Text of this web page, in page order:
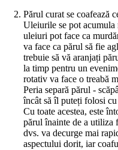
Părul curat se coafează
Uleiurile se pot acumula
uleiuri pot face ca
va face ca părul să fie
trebuie să vă aranjați
la timp pentru un
rotativ va face o treabă
Peria separă părul -
încât să îl puteți folosi
Cu toate acestea, este
părul înainte de a utiliza
dvs. va decurge mai
aspectului dorit, iar